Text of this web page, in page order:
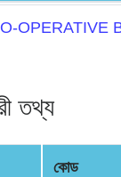
OPERATIVE
তথ্য
কোড